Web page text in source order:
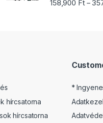
5.00/ 5
158,900 Ft –
hírcsatorna
hírcsatorna
*